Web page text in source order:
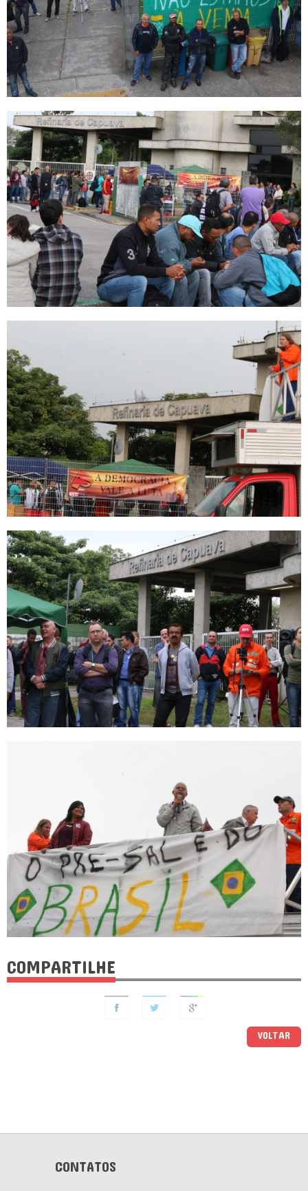
COMPARTILHE
VOLTAR
CONTATOS